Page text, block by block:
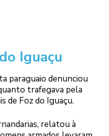
Iguaçu
paraguaio denunciou
trafegava pela
de Foz do Iguaçu.
relatou à